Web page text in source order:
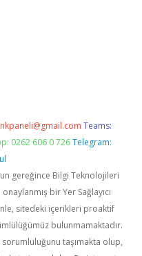
Teams:
0262 606 0 726 Telegram:
gereğince Bilgi Teknolojileri
bir Yer Sağlayıcı
sitedeki içerikleri proaktif
bulunmamaktadır.
taşımakta olup,